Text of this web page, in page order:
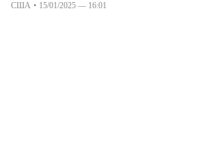
США • 15/01/2025 — 16:01